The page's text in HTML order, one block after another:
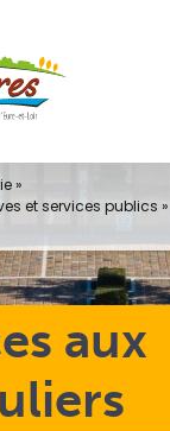
aux
»
et services publics »